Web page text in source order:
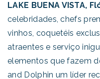
LAKE BUENA VISTA,
celebridades, chefs
vinhos, coquetéis
atraentes e serviço
elementos que fazem
and Dolphin um líder